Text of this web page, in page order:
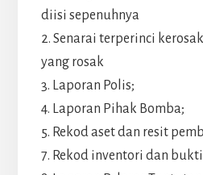
diisi sepenuhnya
2. Senarai terperinci
yang rosak
3. Laporan Polis;
4. Laporan Pihak Bomba;
5. Rekod aset dan resit
7. Rekod inventori dan